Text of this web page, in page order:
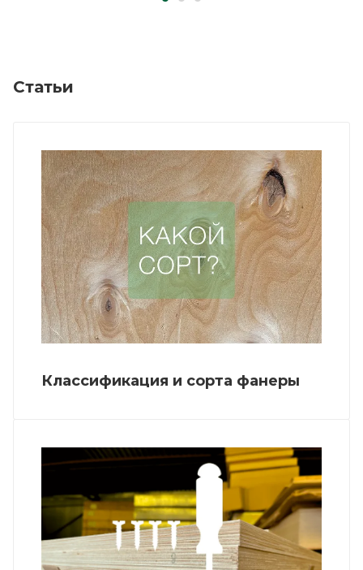
Статьи
Классификация и сорта фанеры